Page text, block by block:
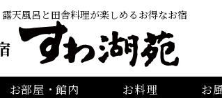
露天風呂と田舎料理が楽しめるお得なお宿
お部屋・館内 お料理 お